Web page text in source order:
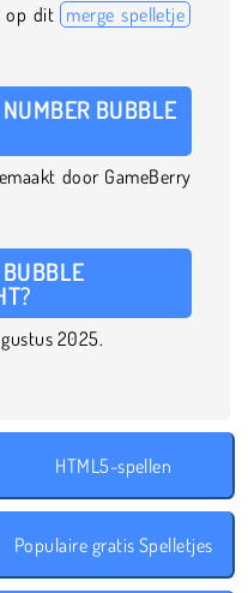
op dit merge spelletje
BUBBLE
door GameBerry
2025.
HTML5-spellen
Populaire gratis Spelletjes